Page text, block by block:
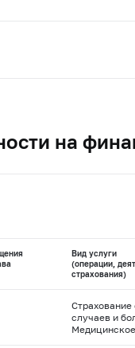
на
Вид услуги
(операции,
страхования)
Страхование
случаев и